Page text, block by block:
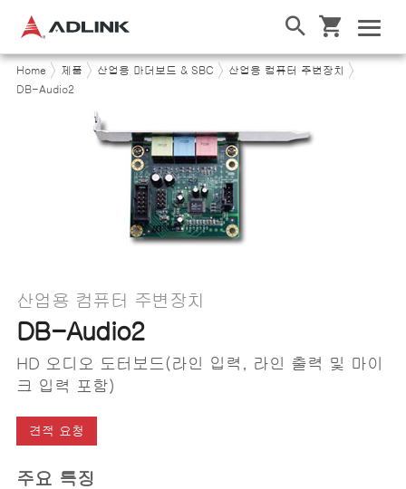
Home 제품 산업용 마더보드 & SBC
산업용 컴퓨터 주변장치
DB-Audio2
산업용 컴퓨터 주변장치
DB-Audio2
HD 오디오 도터보드(라인 입력, 라인 출력 및 마이
크 입력 포함)
견적 요청
주요 특징